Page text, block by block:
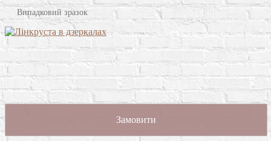
Випадковий зразок
Замовити